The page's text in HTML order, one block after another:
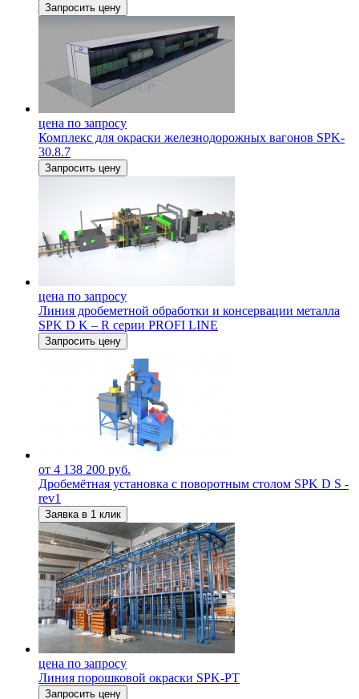
Запросить цену
цена по запросу
Комплекс для окраски железнодорожных вагонов SPK-
30.8.7
Запросить цену
цена по запросу
Линия дробеметной обработки и консервации металла
SPK D K – R серии PROFI LINE
Запросить цену
от 4 138 200 руб.
Дробемётная установка с поворотным столом SPK D S -
rev1
Заявка в 1 клик
цена по запросу
Линия порошковой окраски SPK-PT
Запросить цену